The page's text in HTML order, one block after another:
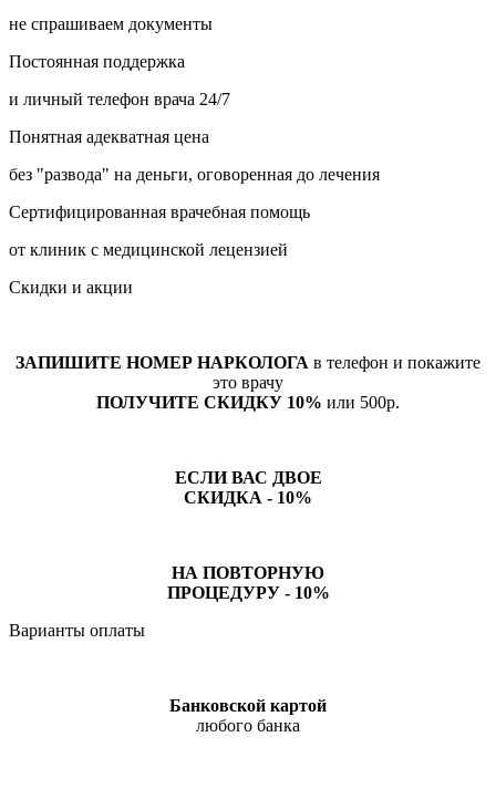
не спрашиваем документы
Постоянная поддержка
и личный телефон врача 24/7
Понятная адекватная цена
без "развода" на деньги, оговоренная до лечения
Сертифицированная врачебная помощь
от клиник с медицинской лецензией
Скидки и акции
ЗАПИШИТЕ НОМЕР НАРКОЛОГА в телефон и покажите
это врачу
ПОЛУЧИТЕ СКИДКУ 10% или 500р.
ЕСЛИ ВАС ДВОЕ
СКИДКА - 10%
НА ПОВТОРНУЮ
ПРОЦЕДУРУ - 10%
Варианты оплаты
Банковской картой
любого банка